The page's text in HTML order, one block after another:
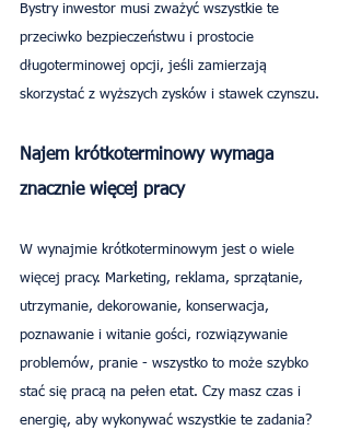
Bystry inwestor musi zważyć wszystkie te
przeciwko bezpieczeństwu i prostocie
długoterminowej opcji, jeśli zamierzają
skorzystać z wyższych zysków i stawek czynszu.
Najem krótkoterminowy wymaga
znacznie więcej pracy
W wynajmie krótkoterminowym jest o wiele
więcej pracy. Marketing, reklama, sprzątanie,
utrzymanie, dekorowanie, konserwacja,
poznawanie i witanie gości, rozwiązywanie
problemów, pranie - wszystko to może szybko
stać się pracą na pełen etat. Czy masz czas i
energię, aby wykonywać wszystkie te zadania?